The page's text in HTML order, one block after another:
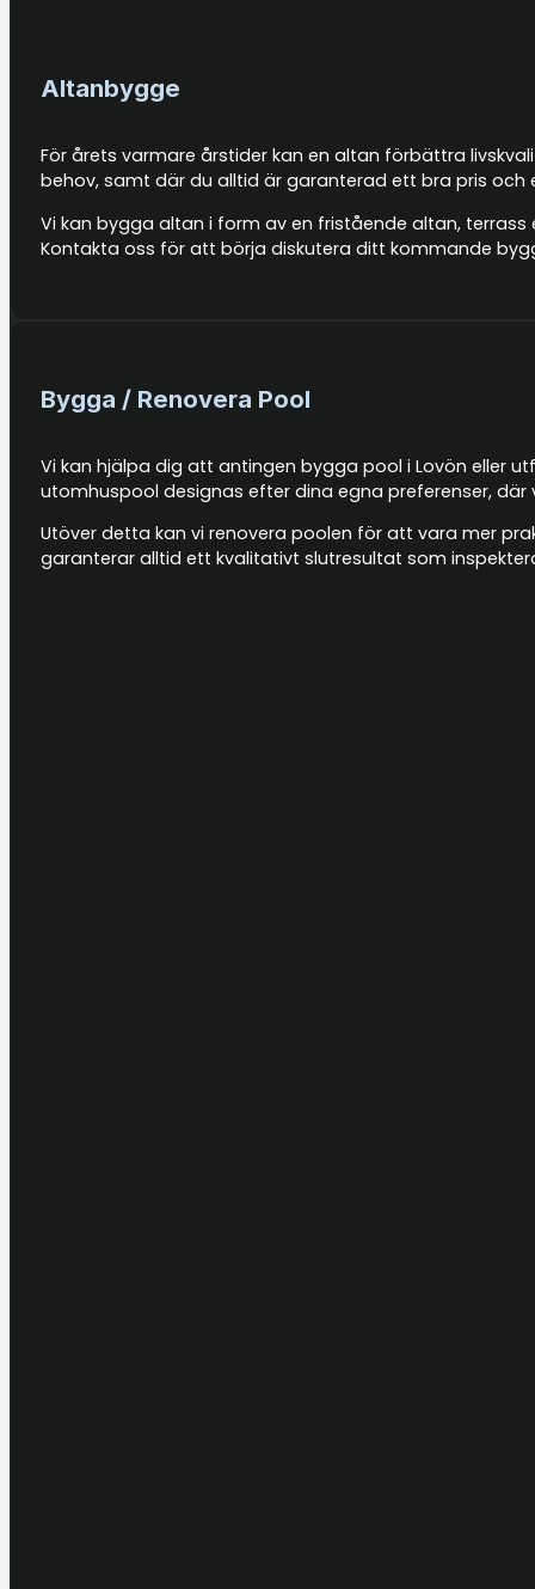
Altanbygge
För årets varmare årstider kan en altan förbättra
behov, samt där du alltid är garanterad ett bra pris
Vi kan bygga altan i form av en fristående altan,
Kontakta oss för att börja diskutera ditt kommande
Bygga / Renovera Pool
Vi kan hjälpa dig att antingen bygga pool i Lovön eller
utomhuspool designas efter dina egna preferenser,
Utöver detta kan vi renovera poolen för att vara mer
garanterar alltid ett kvalitativt slutresultat som